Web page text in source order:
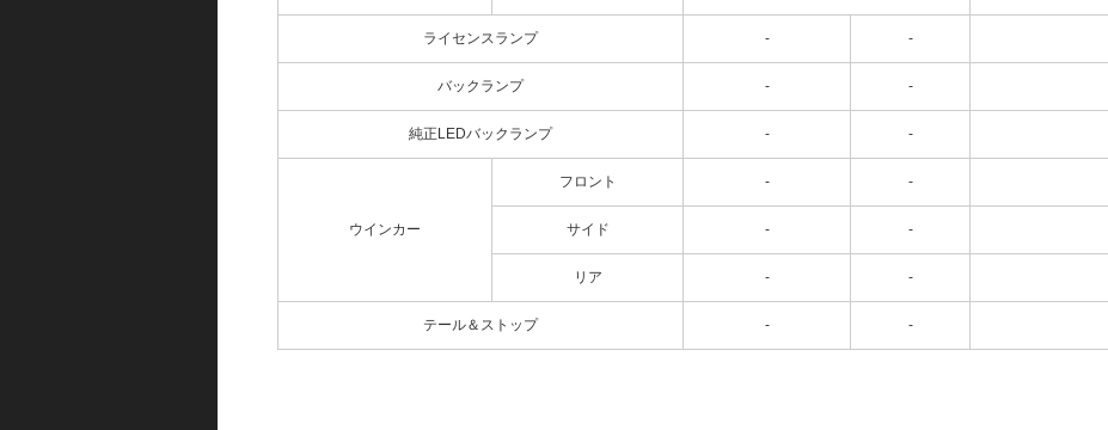
ライセンスランプ - -
バックランプ - -
純正LEDバックランプ - -
ウインカー
フロント - -
サイド - -
リア - -
テール＆ストップ - -